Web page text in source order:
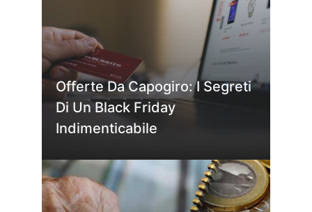
Offerte Da Capogiro: I Segreti
Di Un Black Friday
Indimenticabile